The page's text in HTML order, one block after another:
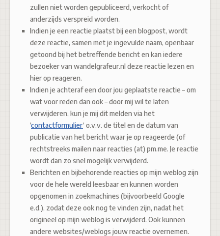
zullen niet worden gepubliceerd, verkocht of
anderzijds verspreid worden.
Indien je een reactie plaatst bij een blogpost, wordt
deze reactie, samen met je ingevulde naam, openbaar
getoond bij het betreffende bericht en kan iedere
bezoeker van wandelgrafeur.nl deze reactie lezen en
hier op reageren.
Indien je achteraf een door jou geplaatste reactie – om
wat voor reden dan ook – door mij wil te laten
verwijderen, kun je mij dit melden via het
‘contactformulier‘ o.v.v. de titel en de datum van
publicatie van het bericht waar je op reageerde (of
rechtstreeks mailen naar reacties (at) pm.me. Je reactie
wordt dan zo snel mogelijk verwijderd.
Berichten en bijbehorende reacties op mijn weblog zijn
voor de hele wereld leesbaar en kunnen worden
opgenomen in zoekmachines (bijvoorbeeld Google
e.d.), zodat deze ook nog te vinden zijn, nadat het
origineel op mijn weblog is verwijderd. Ook kunnen
andere websites/weblogs jouw reactie overnemen.